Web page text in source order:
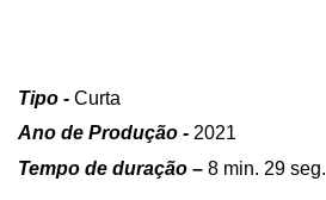
Tipo - Curta
Ano de Produção - 2021
Tempo de duração – 8 min. 29 seg.